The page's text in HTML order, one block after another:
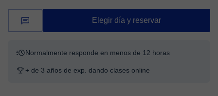
Elegir día y reservar
Normalmente responde en menos de 12 horas
+ de 3 años de exp. dando clases online